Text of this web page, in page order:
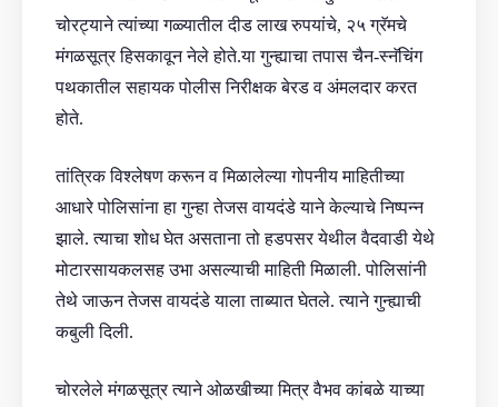
चोरट्याने त्यांच्या गळ्यातील दीड लाख रुपयांचे, २५ ग्रॅमचे
मंगळसूत्र हिसकावून नेले होते.या गुन्ह्याचा तपास चैन-स्नॅचिंग
पथकातील सहायक पोलीस निरीक्षक बेरड व अंमलदार करत
होते.
तांत्रिक विश्लेषण करून व मिळालेल्या गोपनीय माहितीच्या
आधारे पोलिसांना हा गुन्हा तेजस वायदंडे याने केल्याचे निष्पन्न
झाले. त्याचा शोध घेत असताना तो हडपसर येथील वैदवाडी येथे
मोटारसायकलसह उभा असल्याची माहिती मिळाली. पोलिसांनी
तेथे जाऊन तेजस वायदंडे याला ताब्यात घेतले. त्याने गुन्ह्याची
कबुली दिली.
चोरलेले मंगळसूत्र त्याने ओळखीच्या मित्र वैभव कांबळे याच्या